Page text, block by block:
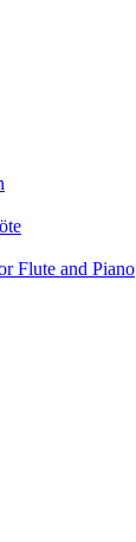
Flute and Piano